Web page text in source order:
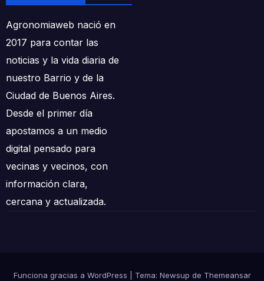
Agronomiaweb nació en
2017 para contar las
noticias y la vida diaria de
nuestro Barrio y de la
Ciudad de Buenos Aires.
Desde el primer día
apostamos a un medio
digital pensado para
vecinas y vecinos, con
información clara,
cercana y actualizada.
Funciona gracias a WordPress Tema: Newsup de Themeansar